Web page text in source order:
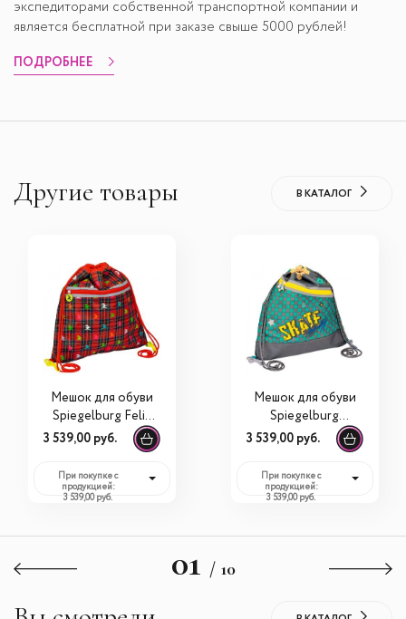
экспедиторами собственной транспортной компании и
является бесплатной при заказе свыше 5000 рублей!
ПОДРОБНЕЕ
Другие товары В КАТАЛОГ
Мешок для обуви
Spiegelburg Felix
11846
3 539,00 руб.
При покупке с
продукцией:
3 539,00 руб.
Мешок для обуви
Spiegelburg
Skateboarding
3 539,00 руб.
При покупке с
продукцией:
3 539,00 руб.
01 / 10